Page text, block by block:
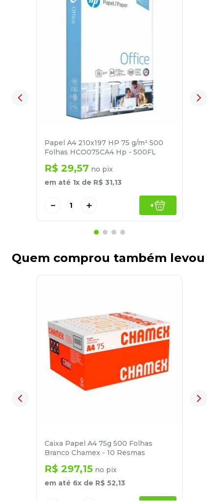
Papel A4 210x197 HP 75 g/m² 500
Folhas HCO075CA4 Hp - 500FL
R$ 29,57 no pix
em até 1x de R$ 31,13
＋
－ +
Quem comprou também levou
Caixa Papel A4 75g 500 Folhas
Branco Chamex - 10 Resmas
R$ 297,15 no pix
em até 6x de R$ 52,13